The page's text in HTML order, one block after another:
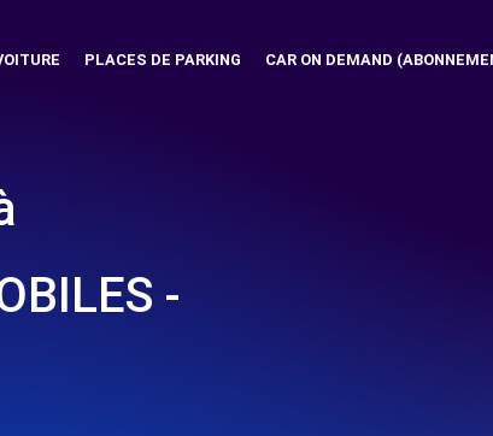
PLACES DE PARKING CAR ON DEMAND
-